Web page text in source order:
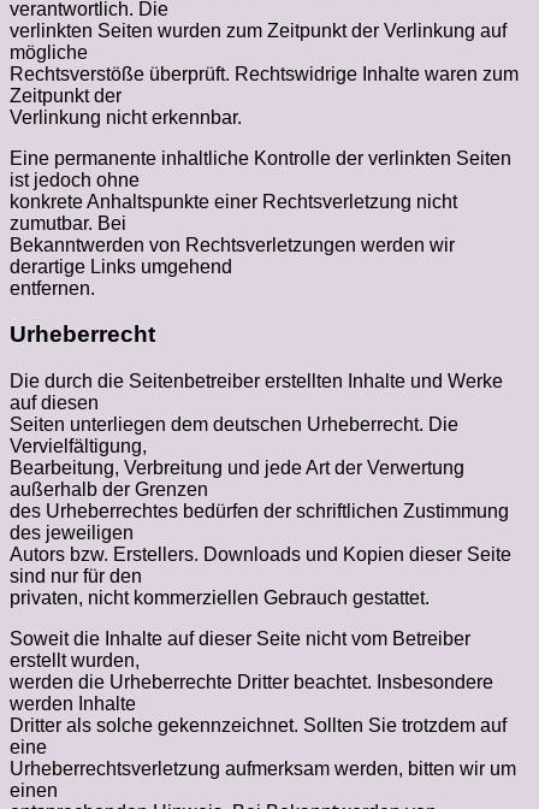
verantwortlich. Die
verlinkten Seiten wurden zum Zeitpunkt der Verlinkung auf
mögliche
Rechtsverstöße überprüft. Rechtswidrige Inhalte waren zum
Zeitpunkt der
Verlinkung nicht erkennbar.
Eine permanente inhaltliche Kontrolle der verlinkten Seiten
ist jedoch ohne
konkrete Anhaltspunkte einer Rechtsverletzung nicht
zumutbar. Bei
Bekanntwerden von Rechtsverletzungen werden wir
derartige Links umgehend
entfernen.
Urheberrecht
Die durch die Seitenbetreiber erstellten Inhalte und Werke
auf diesen
Seiten unterliegen dem deutschen Urheberrecht. Die
Vervielfältigung,
Bearbeitung, Verbreitung und jede Art der Verwertung
außerhalb der Grenzen
des Urheberrechtes bedürfen der schriftlichen Zustimmung
des jeweiligen
Autors bzw. Erstellers. Downloads und Kopien dieser Seite
sind nur für den
privaten, nicht kommerziellen Gebrauch gestattet.
Soweit die Inhalte auf dieser Seite nicht vom Betreiber
erstellt wurden,
werden die Urheberrechte Dritter beachtet. Insbesondere
werden Inhalte
Dritter als solche gekennzeichnet. Sollten Sie trotzdem auf
eine
Urheberrechtsverletzung aufmerksam werden, bitten wir um
einen